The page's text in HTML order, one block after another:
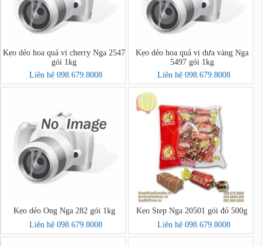
Kẹo dẻo hoa quả vị cherry Nga 2547
gói 1kg
Liên hệ 098.679.8008
Kẹo dẻo hoa quả vị dưa vàng Nga
5497 gói 1kg
Liên hệ 098.679.8008
Kẹo dẻo Ong Nga 282 gói 1kg
Liên hệ 098.679.8008
Kẹo Step Nga 20501 gói đỏ 500g
Liên hệ 098.679.8008